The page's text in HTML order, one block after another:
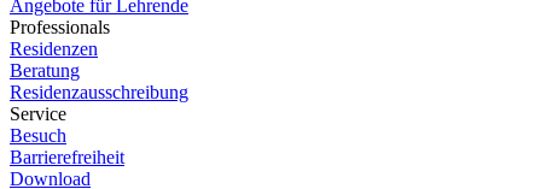
Angebote für Lehrende
Professionals
Residenzen
Beratung
Residenzausschreibung
Service
Besuch
Barrierefreiheit
Download